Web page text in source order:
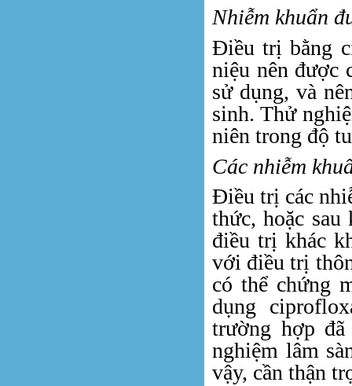
Nhiễm khuẩn
Điều trị bằng
niệu nên được
sử dụng, và
sinh. Thử
niên trong độ
Các nhiễm
Điều trị các
thức, hoặc
điều trị khác
với điều trị
có thể chứng
dụng
trường hợp
nghiệm lâm
vậy, cần thận